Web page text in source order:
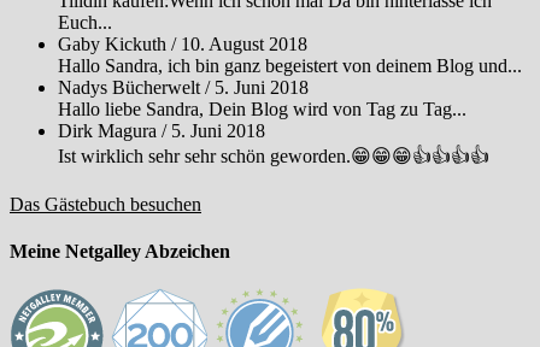
Euch...
Gaby Kickuth / 10. August 2018
Hallo Sandra, ich bin ganz begeistert von deinem Blog und...
Nadys Bücherwelt / 5. Juni 2018
Hallo liebe Sandra, Dein Blog wird von Tag zu Tag...
Dirk Magura / 5. Juni 2018
Ist wirklich sehr sehr schön geworden.😁😁😁👍👍👍👍
Das Gästebuch besuchen
Meine Netgalley Abzeichen